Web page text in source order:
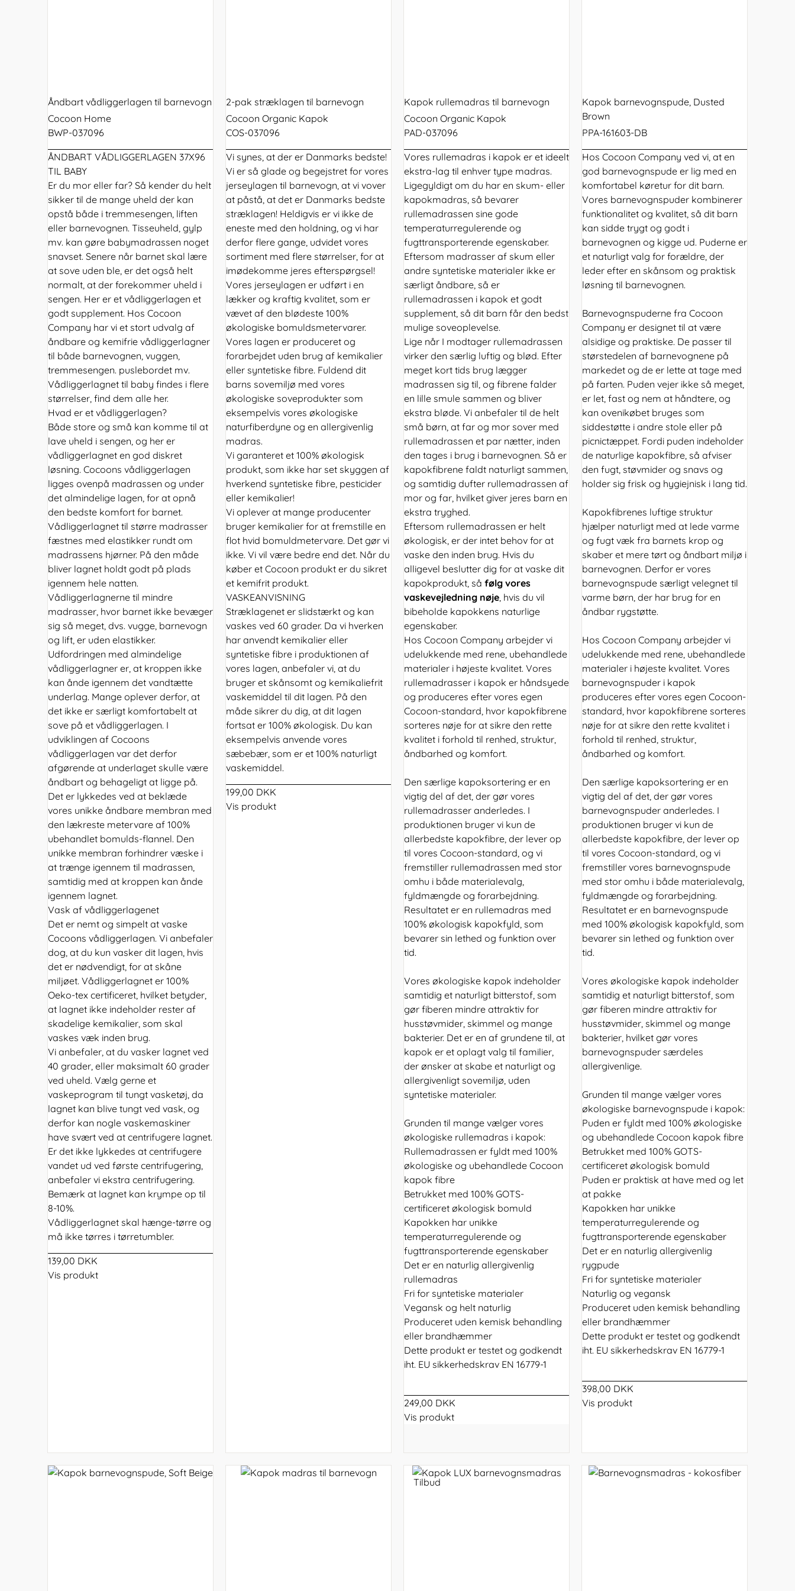
Åndbart vådliggerlagen til barnevogn
Cocoon Home
BWP-037096
ÅNDBART VÅDLIGGERLAGEN 37X96
TIL BABY
Er du mor eller far? Så kender du helt
sikker til de mange uheld der kan
opstå både i tremmesengen, liften
eller barnevognen. Tisseuheld, gylp
mv. kan gøre babymadrassen noget
snavset. Senere når barnet skal lære
at sove uden ble, er det også helt
normalt, at der forekommer uheld i
sengen. Her er et vådliggerlagen et
godt supplement. Hos Cocoon
Company har vi et stort udvalg af
åndbare og kemifrie vådliggerlagner
til både barnevognen, vuggen,
tremmesengen. puslebordet mv.
Vådliggerlagnet til baby findes i flere
størrelser, find dem alle her.
Hvad er et vådliggerlagen?
Både store og små kan komme til at
lave uheld i sengen, og her er
vådliggerlagnet en god diskret
løsning. Cocoons vådliggerlagen
ligges ovenpå madrassen og under
det almindelige lagen, for at opnå
den bedste komfort for barnet.
Vådliggerlagnet til større madrasser
fæstnes med elastikker rundt om
madrassens hjørner. På den måde
bliver lagnet holdt godt på plads
igennem hele natten.
Vådliggerlagnerne til mindre
madrasser, hvor barnet ikke bevæger
sig så meget, dvs. vugge, barnevogn
og lift, er uden elastikker.
Udfordringen med almindelige
vådliggerlagner er, at kroppen ikke
kan ånde igennem det vandtætte
underlag. Mange oplever derfor, at
det ikke er særligt komfortabelt at
sove på et vådliggerlagen. I
udviklingen af Cocoons
vådliggerlagen var det derfor
afgørende at underlaget skulle være
åndbart og behageligt at ligge på.
Det er lykkedes ved at beklæde
vores unikke åndbare membran med
den lækreste metervare af 100%
ubehandlet bomulds-flannel. Den
unikke membran forhindrer væske i
at trænge igennem til madrassen,
samtidig med at kroppen kan ånde
igennem lagnet.
Vask af vådliggerlagenet
Det er nemt og simpelt at vaske
Cocoons vådliggerlagen. Vi anbefaler
dog, at du kun vasker dit lagen, hvis
det er nødvendigt, for at skåne
miljøet. Vådliggerlagnet er 100%
Oeko-tex certificeret, hvilket betyder,
at lagnet ikke indeholder rester af
skadelige kemikalier, som skal
vaskes væk inden brug.
Vi anbefaler, at du vasker lagnet ved
40 grader, eller maksimalt 60 grader
ved uheld. Vælg gerne et
vaskeprogram til tungt vasketøj, da
lagnet kan blive tungt ved vask, og
derfor kan nogle vaskemaskiner
have svært ved at centrifugere lagnet.
Er det ikke lykkedes at centrifugere
vandet ud ved første centrifugering,
anbefaler vi ekstra centrifugering.
Bemærk at lagnet kan krympe op til
8-10%.
Vådliggerlagnet skal hænge-tørre og
må ikke tørres i tørretumbler.
139,00 DKK
Vis produkt
2-pak stræklagen til barnevogn
Cocoon Organic Kapok
COS-037096
Vi synes, at der er Danmarks bedste!
Vi er så glade og begejstret for vores
jerseylagen til barnevogn, at vi vover
at påstå, at det er Danmarks bedste
stræklagen! Heldigvis er vi ikke de
eneste med den holdning, og vi har
derfor flere gange, udvidet vores
sortiment med flere størrelser, for at
imødekomme jeres efterspørgsel!
Vores jerseylagen er udført i en
lækker og kraftig kvalitet, som er
vævet af den blødeste 100%
økologiske bomuldsmetervarer.
Vores lagen er produceret og
forarbejdet uden brug af kemikalier
eller syntetiske fibre. Fuldend dit
barns sovemiljø med vores
økologiske soveprodukter som
eksempelvis vores økologiske
naturfiberdyne og en allergivenlig
madras.
Vi garanteret et 100% økologisk
produkt, som ikke har set skyggen af
hverkend syntetiske fibre, pesticider
eller kemikalier!
Vi oplever at mange producenter
bruger kemikalier for at fremstille en
flot hvid bomuldmetervare. Det gør vi
ikke. Vi vil være bedre end det. Når du
køber et Cocoon produkt er du sikret
et kemifrit produkt.
VASKEANVISNING
Stræklagenet er slidstærkt og kan
vaskes ved 60 grader. Da vi hverken
har anvendt kemikalier eller
syntetiske fibre i produktionen af
vores lagen, anbefaler vi, at du
bruger et skånsomt og kemikaliefrit
vaskemiddel til dit lagen. På den
måde sikrer du dig, at dit lagen
fortsat er 100% økologisk. Du kan
eksempelvis anvende vores
sæbebær, som er et 100% naturligt
vaskemiddel.
199,00 DKK
Vis produkt
Kapok rullemadras til barnevogn
Cocoon Organic Kapok
PAD-037096
Vores rullemadras i kapok er et ideelt
ekstra-lag til enhver type madras.
Ligegyldigt om du har en skum- eller
kapokmadras, så bevarer
rullemadrassen sine gode
temperaturregulerende og
fugttransporterende egenskaber.
Eftersom madrasser af skum eller
andre syntetiske materialer ikke er
særligt åndbare, så er
rullemadrassen i kapok et godt
supplement, så dit barn får den bedst
mulige soveoplevelse.
Lige når I modtager rullemadrassen
virker den særlig luftig og blød. Efter
meget kort tids brug lægger
madrassen sig til, og fibrene falder
en lille smule sammen og bliver
ekstra bløde. Vi anbefaler til de helt
små børn, at far og mor sover med
rullemadrassen et par nætter, inden
den tages i brug i barnevognen. Så er
kapokfibrene faldt naturligt sammen,
og samtidig dufter rullemadrassen af
mor og far, hvilket giver jeres barn en
ekstra tryghed.
Eftersom rullemadrassen er helt
økologisk, er der intet behov for at
vaske den inden brug. Hvis du
alligevel beslutter dig for at vaske dit
kapokprodukt, så følg vores
vaskevejledning nøje, hvis du vil
bibeholde kapokkens naturlige
egenskaber.
Hos Cocoon Company arbejder vi
udelukkende med rene, ubehandlede
materialer i højeste kvalitet. Vores
rullemadrasser i kapok er håndsyede
og produceres efter vores egen
Cocoon-standard, hvor kapokfibrene
sorteres nøje for at sikre den rette
kvalitet i forhold til renhed, struktur,
åndbarhed og komfort.
Den særlige kapoksortering er en
vigtig del af det, der gør vores
rullemadrasser anderledes. I
produktionen bruger vi kun de
allerbedste kapokfibre, der lever op
til vores Cocoon-standard, og vi
fremstiller rullemadrassen med stor
omhu i både materialevalg,
fyldmængde og forarbejdning.
Resultatet er en rullemadras med
100% økologisk kapokfyld, som
bevarer sin lethed og funktion over
tid.
Vores økologiske kapok indeholder
samtidig et naturligt bitterstof, som
gør fiberen mindre attraktiv for
husstøvmider, skimmel og mange
bakterier. Det er en af grundene til, at
kapok er et oplagt valg til familier,
der ønsker at skabe et naturligt og
allergivenligt sovemiljø, uden
syntetiske materialer.
Grunden til mange vælger vores
økologiske rullemadras i kapok:
Rullemadrassen er fyldt med 100%
økologiske og ubehandlede Cocoon
kapok fibre
Betrukket med 100% GOTS-
certificeret økologisk bomuld
Kapokken har unikke
temperaturregulerende og
fugttransporterende egenskaber
Det er en naturlig allergivenlig
rullemadras
Fri for syntetiske materialer
Vegansk og helt naturlig
Produceret uden kemisk behandling
eller brandhæmmer
Dette produkt er testet og godkendt
iht. EU sikkerhedskrav EN 16779-1
249,00 DKK
Vis produkt
Kapok barnevognspude, Dusted
Brown
PPA-161603-DB
Hos Cocoon Company ved vi, at en
god barnevognspude er lig med en
komfortabel køretur for dit barn.
Vores barnevognspuder kombinerer
funktionalitet og kvalitet, så dit barn
kan sidde trygt og godt i
barnevognen og kigge ud. Puderne er
et naturligt valg for forældre, der
leder efter en skånsom og praktisk
løsning til barnevognen.
Barnevognspuderne fra Cocoon
Company er designet til at være
alsidige og praktiske. De passer til
størstedelen af barnevognene på
markedet og de er lette at tage med
på farten. Puden vejer ikke så meget,
er let, fast og nem at håndtere, og
kan ovenikøbet bruges som
siddestøtte i andre stole eller på
picnictæppet. Fordi puden indeholder
de naturlige kapokfibre, så afviser
den fugt, støvmider og snavs og
holder sig frisk og hygiejnisk i lang tid.
Kapokfibrenes luftige struktur
hjælper naturligt med at lede varme
og fugt væk fra barnets krop og
skaber et mere tørt og åndbart miljø i
barnevognen. Derfor er vores
barnevognspude særligt velegnet til
varme børn, der har brug for en
åndbar rygstøtte.
Hos Cocoon Company arbejder vi
udelukkende med rene, ubehandlede
materialer i højeste kvalitet. Vores
barnevognspuder i kapok
produceres efter vores egen Cocoon-
standard, hvor kapokfibrene sorteres
nøje for at sikre den rette kvalitet i
forhold til renhed, struktur,
åndbarhed og komfort.
Den særlige kapoksortering er en
vigtig del af det, der gør vores
barnevognspuder anderledes. I
produktionen bruger vi kun de
allerbedste kapokfibre, der lever op
til vores Cocoon-standard, og vi
fremstiller vores barnevognspude
med stor omhu i både materialevalg,
fyldmængde og forarbejdning.
Resultatet er en barnevognspude
med 100% økologisk kapokfyld, som
bevarer sin lethed og funktion over
tid.
Vores økologiske kapok indeholder
samtidig et naturligt bitterstof, som
gør fiberen mindre attraktiv for
husstøvmider, skimmel og mange
bakterier, hvilket gør vores
barnevognspuder særdeles
allergivenlige.
Grunden til mange vælger vores
økologiske barnevognspude i kapok:
Puden er fyldt med 100% økologiske
og ubehandlede Cocoon kapok fibre
Betrukket med 100% GOTS-
certificeret økologisk bomuld
Puden er praktisk at have med og let
at pakke
Kapokken har unikke
temperaturregulerende og
fugttransporterende egenskaber
Det er en naturlig allergivenlig
rygpude
Fri for syntetiske materialer
Naturlig og vegansk
Produceret uden kemisk behandling
eller brandhæmmer
Dette produkt er testet og godkendt
iht. EU sikkerhedskrav EN 16779-1
398,00 DKK
Vis produkt
Tilbud